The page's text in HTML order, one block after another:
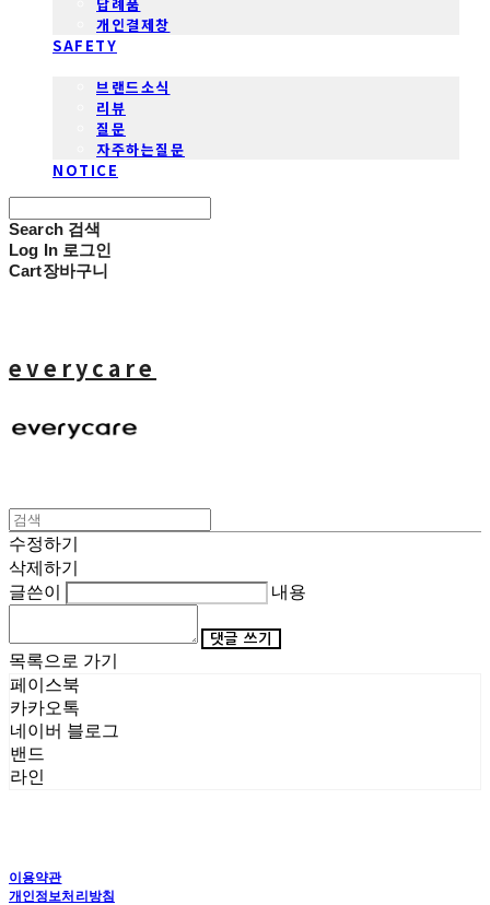
개인결제창
SAFETY
브랜드소식
리뷰
질문
자주하는질문
NOTICE
Search 검색
Log In 로그인
Cart장바구니
everycare
수정하기
삭제하기
글쓴이
내용
댓글 쓰기
목록으로 가기
페이스북
카카오톡
네이버 블로그
밴드
라인
이용약관
개인정보처리방침